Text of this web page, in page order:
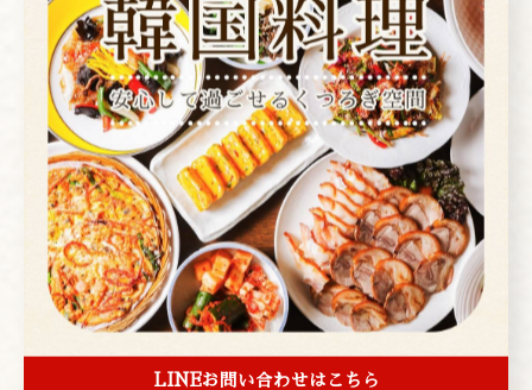
カテゴリー Categories
全てのカテゴリー
焼肉
コース
お酒
ランチ
ディナー
店内ビュー
新メニュー
LINEお問い合わせはこちら